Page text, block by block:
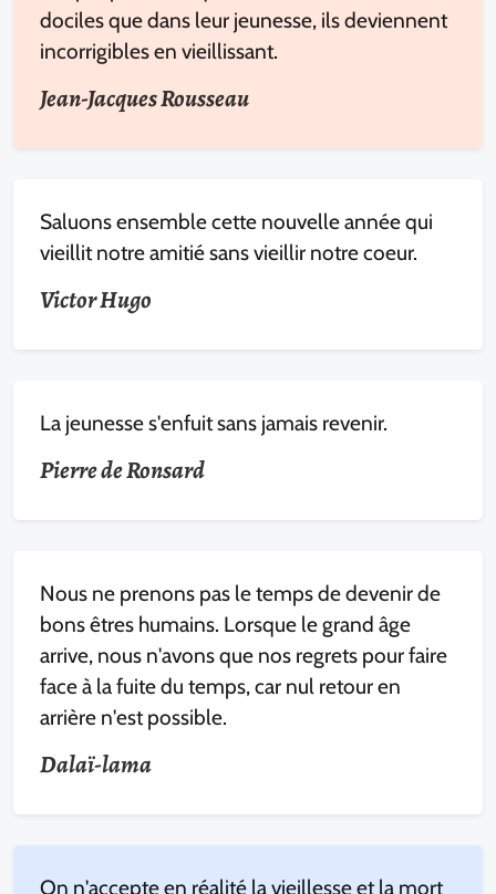
dociles que dans leur jeunesse, ils deviennent
incorrigibles en vieillissant.
Jean-Jacques Rousseau
Saluons ensemble cette nouvelle année qui
vieillit notre amitié sans vieillir notre coeur.
Victor Hugo
La jeunesse s'enfuit sans jamais revenir.
Pierre de Ronsard
Nous ne prenons pas le temps de devenir de
bons êtres humains. Lorsque le grand âge
arrive, nous n'avons que nos regrets pour faire
face à la fuite du temps, car nul retour en
arrière n'est possible.
Dalaï-lama
On n'accepte en réalité la vieillesse et la mort